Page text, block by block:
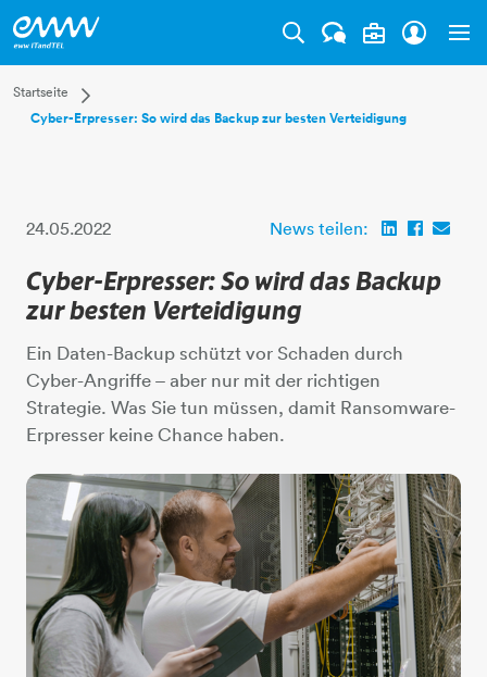
Startseite
Dropdown Startseite
Privatkunden
Cyber-Erpresser: So wird das Backup zur besten Verteidigung
24.05.2022 News teilen:
Cyber-Erpresser: So wird das Backup
zur besten Verteidigung
Ein Daten-Backup schützt vor Schaden durch
Cyber-Angriffe – aber nur mit der richtigen
Strategie. Was Sie tun müssen, damit Ransomware-
Erpresser keine Chance haben.